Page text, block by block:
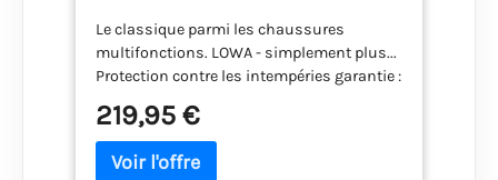
Le classique parmi les chaussures
multifonctions. LOWA - simplement plus...
Protection contre les intempéries garantie :
grâce à la membrane Gore-Tex Excellent
ajustement pour les pieds de largeur
moyenne : nos formes sont le secret d'un
219,95 €